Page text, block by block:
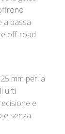
a bassa
off-road.
mm per la
urti
e
e senza